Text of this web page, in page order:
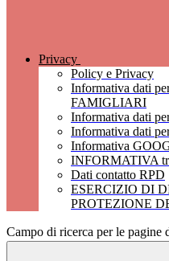
Privacy
Policy e Privacy
Informativa dati
FAMIGLIARI
Informativa dati
Informativa dati
Informativa
INFORMATIVA
Dati contatto RPD
ESERCIZIO DI
PROTEZIONE
Campo di ricerca per le pagine